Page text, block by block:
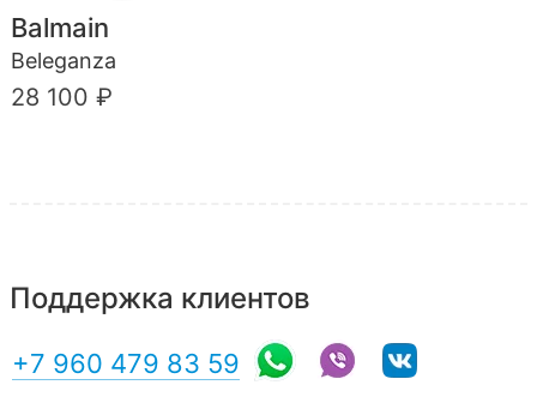
Balmain
Beleganza
28 100 ₽
Поддержка клиентов
+7 960 479 83 59